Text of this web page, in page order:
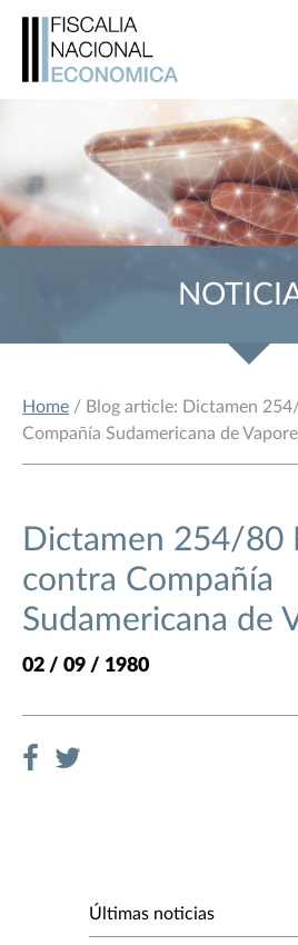
Home / Blog article: Dictamen
Compañía Sudamericana de
Dictamen 254/80
contra Compañía
Sudamericana de
02 / 09 / 1980
Últimas noticias